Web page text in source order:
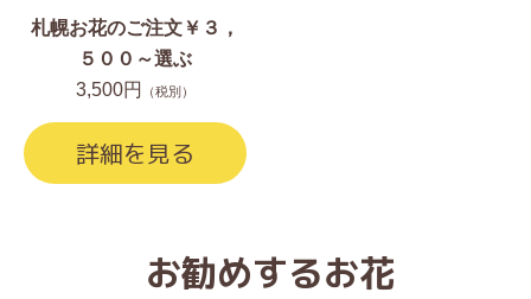
札幌お花のご注文￥３，
５００～選ぶ
3,500円
（税別）
詳細を見る
お勧めするお花